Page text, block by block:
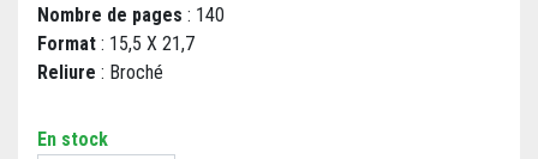
Nombre de pages : 140
Format : 15,5 X 21,7
Reliure : Broché
En stock